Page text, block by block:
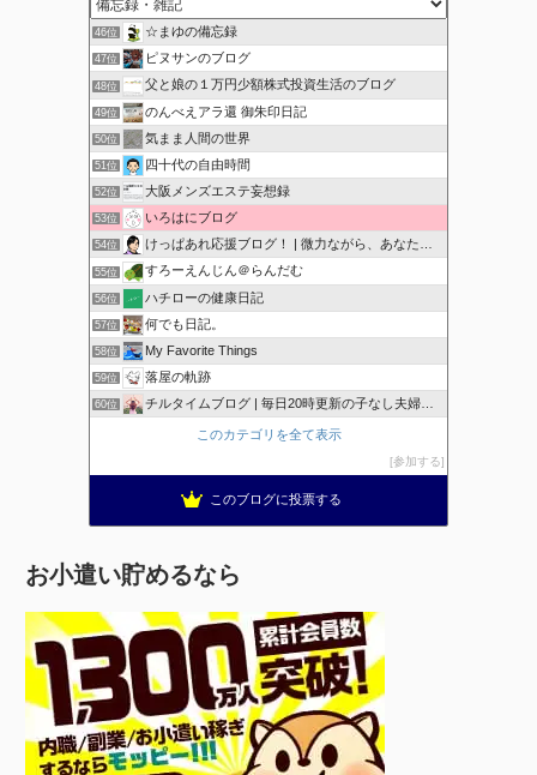
46位 ☆まゆの備忘録
47位 ピヌサンのブログ
48位 父と娘の１万円少額株式投資生活のブログ
49位 のんべえアラ還 御朱印日記
50位 気まま人間の世界
51位 四十代の自由時間
52位 大阪メンズエステ妄想録
53位 いろはにブログ
54位 けっぱあれ応援ブログ！ | 微力ながら、あなたを応援！
55位 すろーえんじん＠らんだむ
56位 ハチローの健康日記
57位 何でも日記。
58位 My Favorite Things
59位 落屋の軌跡
60位 チルタイムブログ | 毎日20時更新の子なし夫婦のブログ
このカテゴリを全て表示
参加する
このブログに投票する
お小遣い貯めるなら